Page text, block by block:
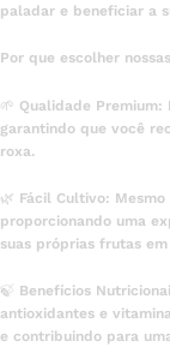
paladar e beneficiar a
Por que escolher
🌱 Qualidade Premium:
garantindo que você
roxa.
🌿 Fácil Cultivo:
proporcionando uma
suas próprias frutas em
🍃 Benefícios
antioxidantes e
e contribuindo para